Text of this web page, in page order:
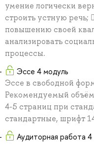
умение логически
строить устную речь;
повышению своей
анализировать
процессы.
Эссе 4 модуль
Эссе в свободной
Рекомендуемый
4-5 страниц при
стандартные, шрифт
Аудиторная работа 4